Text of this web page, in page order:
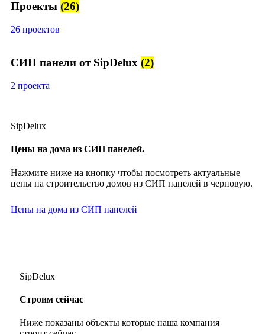
Проекты (26)
26 проектов
СИП панели от SipDelux (2)
2 проекта
SipDelux
Цены на дома из СИП панелей.
Нажмите ниже на кнопку чтобы посмотреть актуальные
цены на строительство домов из СИП панелей в черновую.
Цены на дома из СИП панелей
SipDelux
Строим сейчас
Ниже показаны объекты которые наша компания